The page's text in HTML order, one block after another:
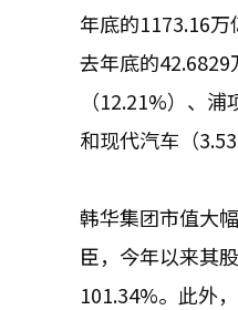
年底的1173.16
去年底的
（12.21%）、
和现代汽车（
韩华集团市值大
臣，今年以来其
101.34%。此外